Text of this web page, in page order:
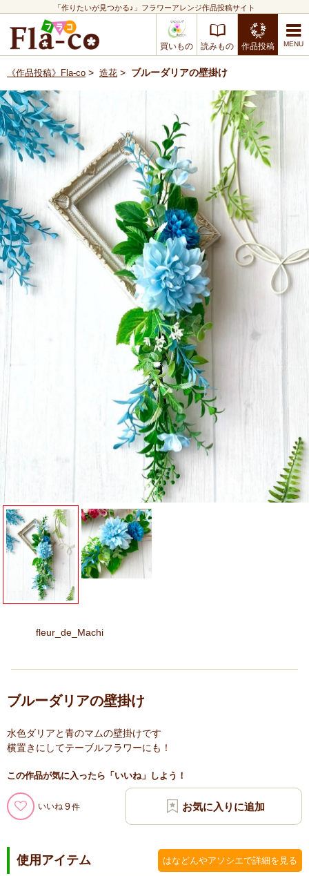
「作りたいが見つかる♪」フラワーアレンジ作品投稿サイト
買いもの 読みもの 作品投稿
《作品投稿》Fla-co > 造花 > ブルーダリアの壁掛け
fleur_de_Machi
ブルーダリアの壁掛け
水色ダリアと青のマムの壁掛けです
横置きにしてテーブルフラワーにも！
この作品が気に入ったら「いいね」しよう！
いいね 9
使用アイテム はなどんやアソシエで詳細を見る